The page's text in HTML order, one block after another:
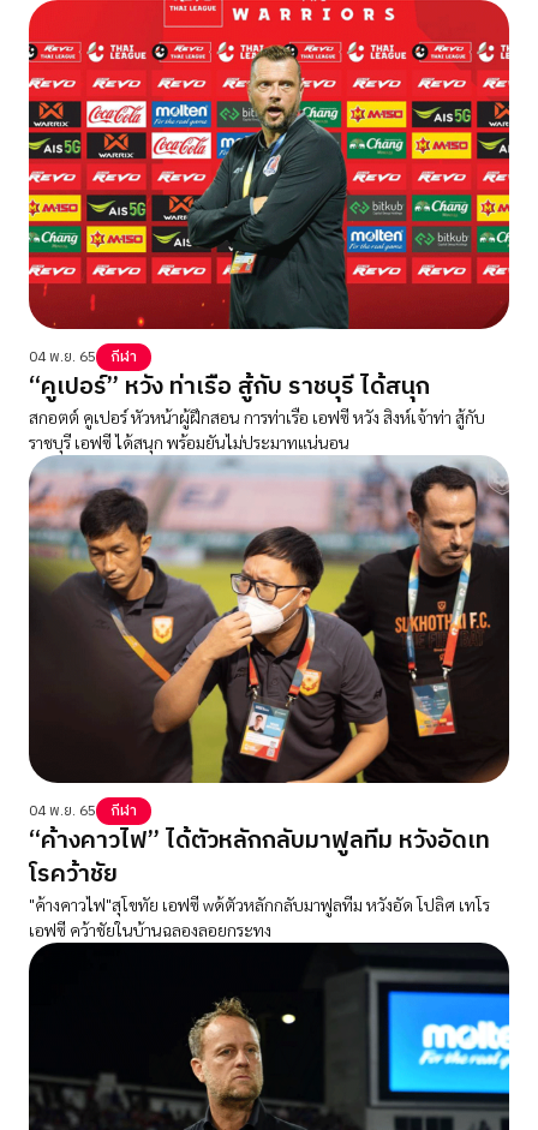
วันแรก “แพทริค คิปเกนโน” ปอดเหล็กจากเคนยา ประเดิมคว้าแชมป์โลก
วิ่งภูเขา Uphill ชาย
04 พ.ย. 65 กีฬา
“คูเปอร์” หวัง ท่าเรือ สู้กับ ราชบุรี ได้สนุก
สกอตต์ คูเปอร์ หัวหน้าผู้ฝึกสอน การท่าเรือ เอฟซี หวัง สิงห์เจ้าท่า สู้กับ
ราชบุรี เอฟซี ได้สนุก พร้อมยันไม่ประมาทแน่นอน
04 พ.ย. 65 กีฬา
“ค้างคาวไฟ” ได้ตัวหลักกลับมาฟูลทีม หวังอัดเท
โรคว้าชัย
"ค้างคาวไฟ"สุโขทัย เอฟซี wด้ตัวหลักกลับมาฟูลทีม หวังอัด โปลิศ เทโร
เอฟซี คว้าชัยในบ้านฉลองลอยกระทง